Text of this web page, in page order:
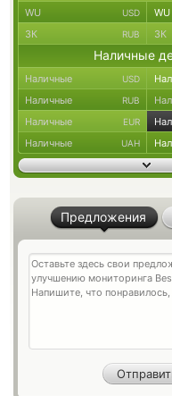
WU USD WU
ЗК RUB ЗК
Наличные
Наличные USD
Наличные RUB
Наличные EUR
Наличные UAH
Предложения